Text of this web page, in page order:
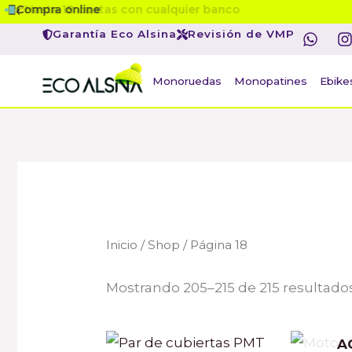
Ir Compra online
Garantía Eco Alsina
Revisión de VMP
W
h
a
I
n
t
Monoruedas Monopatines
Inicio /Shop / Página 18
Mostrando 205–215 de 215